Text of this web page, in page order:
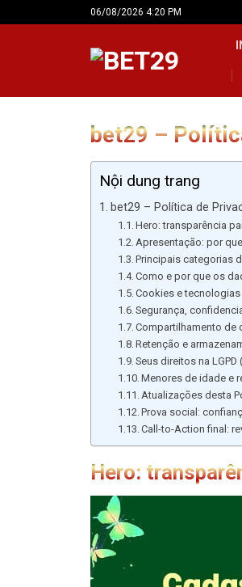
06/08/2026 4:20 PM
bet29 –
Nội dung trang
bet29 – Política de
Hero: transparência
Apresentação: por
Principais categorias
Como e por que os
Cookies e
Segurança,
Compartilhamento de
Retenção e
Seus direitos na
Menores de idade e
Atualizações desta
Prova social:
Call-to-Action final:
Hero: